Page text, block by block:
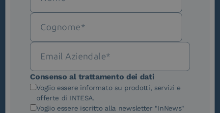
Iscriviti alla newsletter
Novità, iniziative ed eventi dal mondo della
trasformazione digitale.
Scopri InNews
Consenso al trattamento dei dati
Voglio essere informato su prodotti, servizi e
offerte di INTESA.
Voglio essere iscritto alla newsletter "InNews"